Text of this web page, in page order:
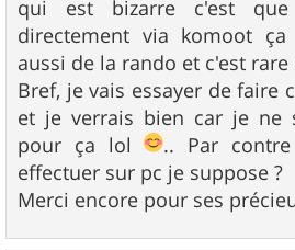
qui est bizarre c'est
directement via komoot
aussi de la rando et c'est
Bref, je vais essayer de faire
et je verrais bien car je ne
pour ça lol
.. Par
effectuer sur pc je suppose ?
Merci encore pour ses